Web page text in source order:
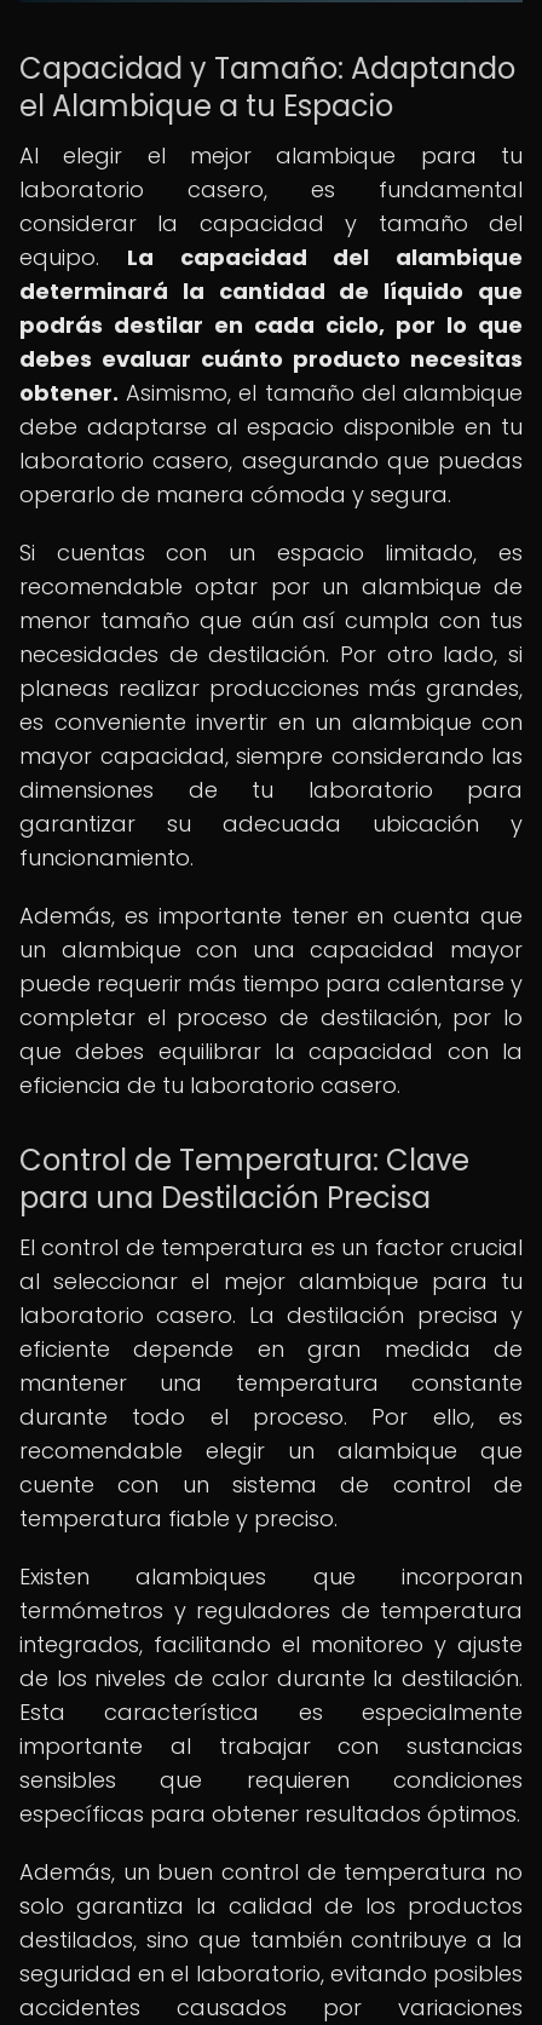
Capacidad y Tamaño: Adaptando
el Alambique a tu Espacio
Al elegir el mejor alambique para tu
laboratorio casero, es fundamental
considerar la capacidad y tamaño del
equipo. La capacidad del alambique
determinará la cantidad de líquido que
podrás destilar en cada ciclo, por lo que
debes evaluar cuánto producto necesitas
obtener. Asimismo, el tamaño del alambique
debe adaptarse al espacio disponible en tu
laboratorio casero, asegurando que puedas
operarlo de manera cómoda y segura.
Si cuentas con un espacio limitado, es
recomendable optar por un alambique de
menor tamaño que aún así cumpla con tus
necesidades de destilación. Por otro lado, si
planeas realizar producciones más grandes,
es conveniente invertir en un alambique con
mayor capacidad, siempre considerando las
dimensiones de tu laboratorio para
garantizar su adecuada ubicación y
funcionamiento.
Además, es importante tener en cuenta que
un alambique con una capacidad mayor
puede requerir más tiempo para calentarse y
completar el proceso de destilación, por lo
que debes equilibrar la capacidad con la
eficiencia de tu laboratorio casero.
Control de Temperatura: Clave
para una Destilación Precisa
El control de temperatura es un factor crucial
al seleccionar el mejor alambique para tu
laboratorio casero. La destilación precisa y
eficiente depende en gran medida de
mantener una temperatura constante
durante todo el proceso. Por ello, es
recomendable elegir un alambique que
cuente con un sistema de control de
temperatura fiable y preciso.
Existen alambiques que incorporan
termómetros y reguladores de temperatura
integrados, facilitando el monitoreo y ajuste
de los niveles de calor durante la destilación.
Esta característica es especialmente
importante al trabajar con sustancias
sensibles que requieren condiciones
específicas para obtener resultados óptimos.
Además, un buen control de temperatura no
solo garantiza la calidad de los productos
destilados, sino que también contribuye a la
seguridad en el laboratorio, evitando posibles
accidentes causados por variaciones